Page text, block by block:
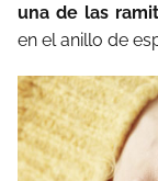
una de las
en el anillo de